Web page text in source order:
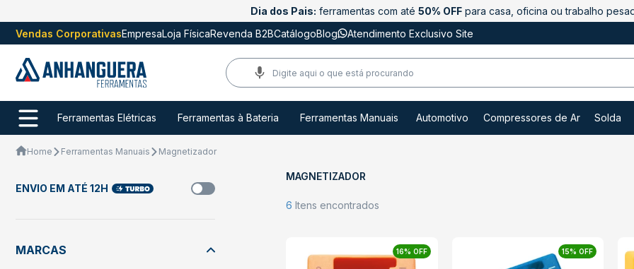
Dia dos Pais: ferramentas com até 50% OFF para casa, oficina ou trabalho
Vendas CorporativasEmpresaLoja FísicaRevenda B2BCatálogoBlog Atendimento Exclusivo Site
Ferramentas Elétricas Ferramentas à Bateria Ferramentas Manuais Automotivo Compressores de Ar Solda
Home Ferramentas Manuais Magnetizador
ENVIO EM ATÉ 12H
MARCAS
MAGNETIZADOR
6 Itens encontrados
16% OFF 15% OFF